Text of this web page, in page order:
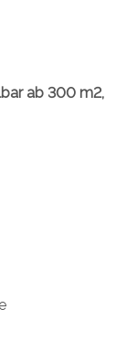
ab 300 m2,